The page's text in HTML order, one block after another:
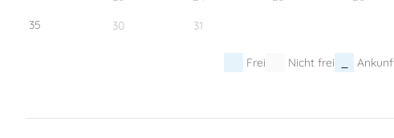
35
30 31
Frei Nicht frei